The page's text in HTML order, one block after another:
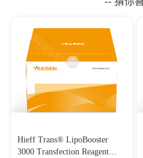
Hieff Trans® LipoBooster
3000 Transfection Reagent